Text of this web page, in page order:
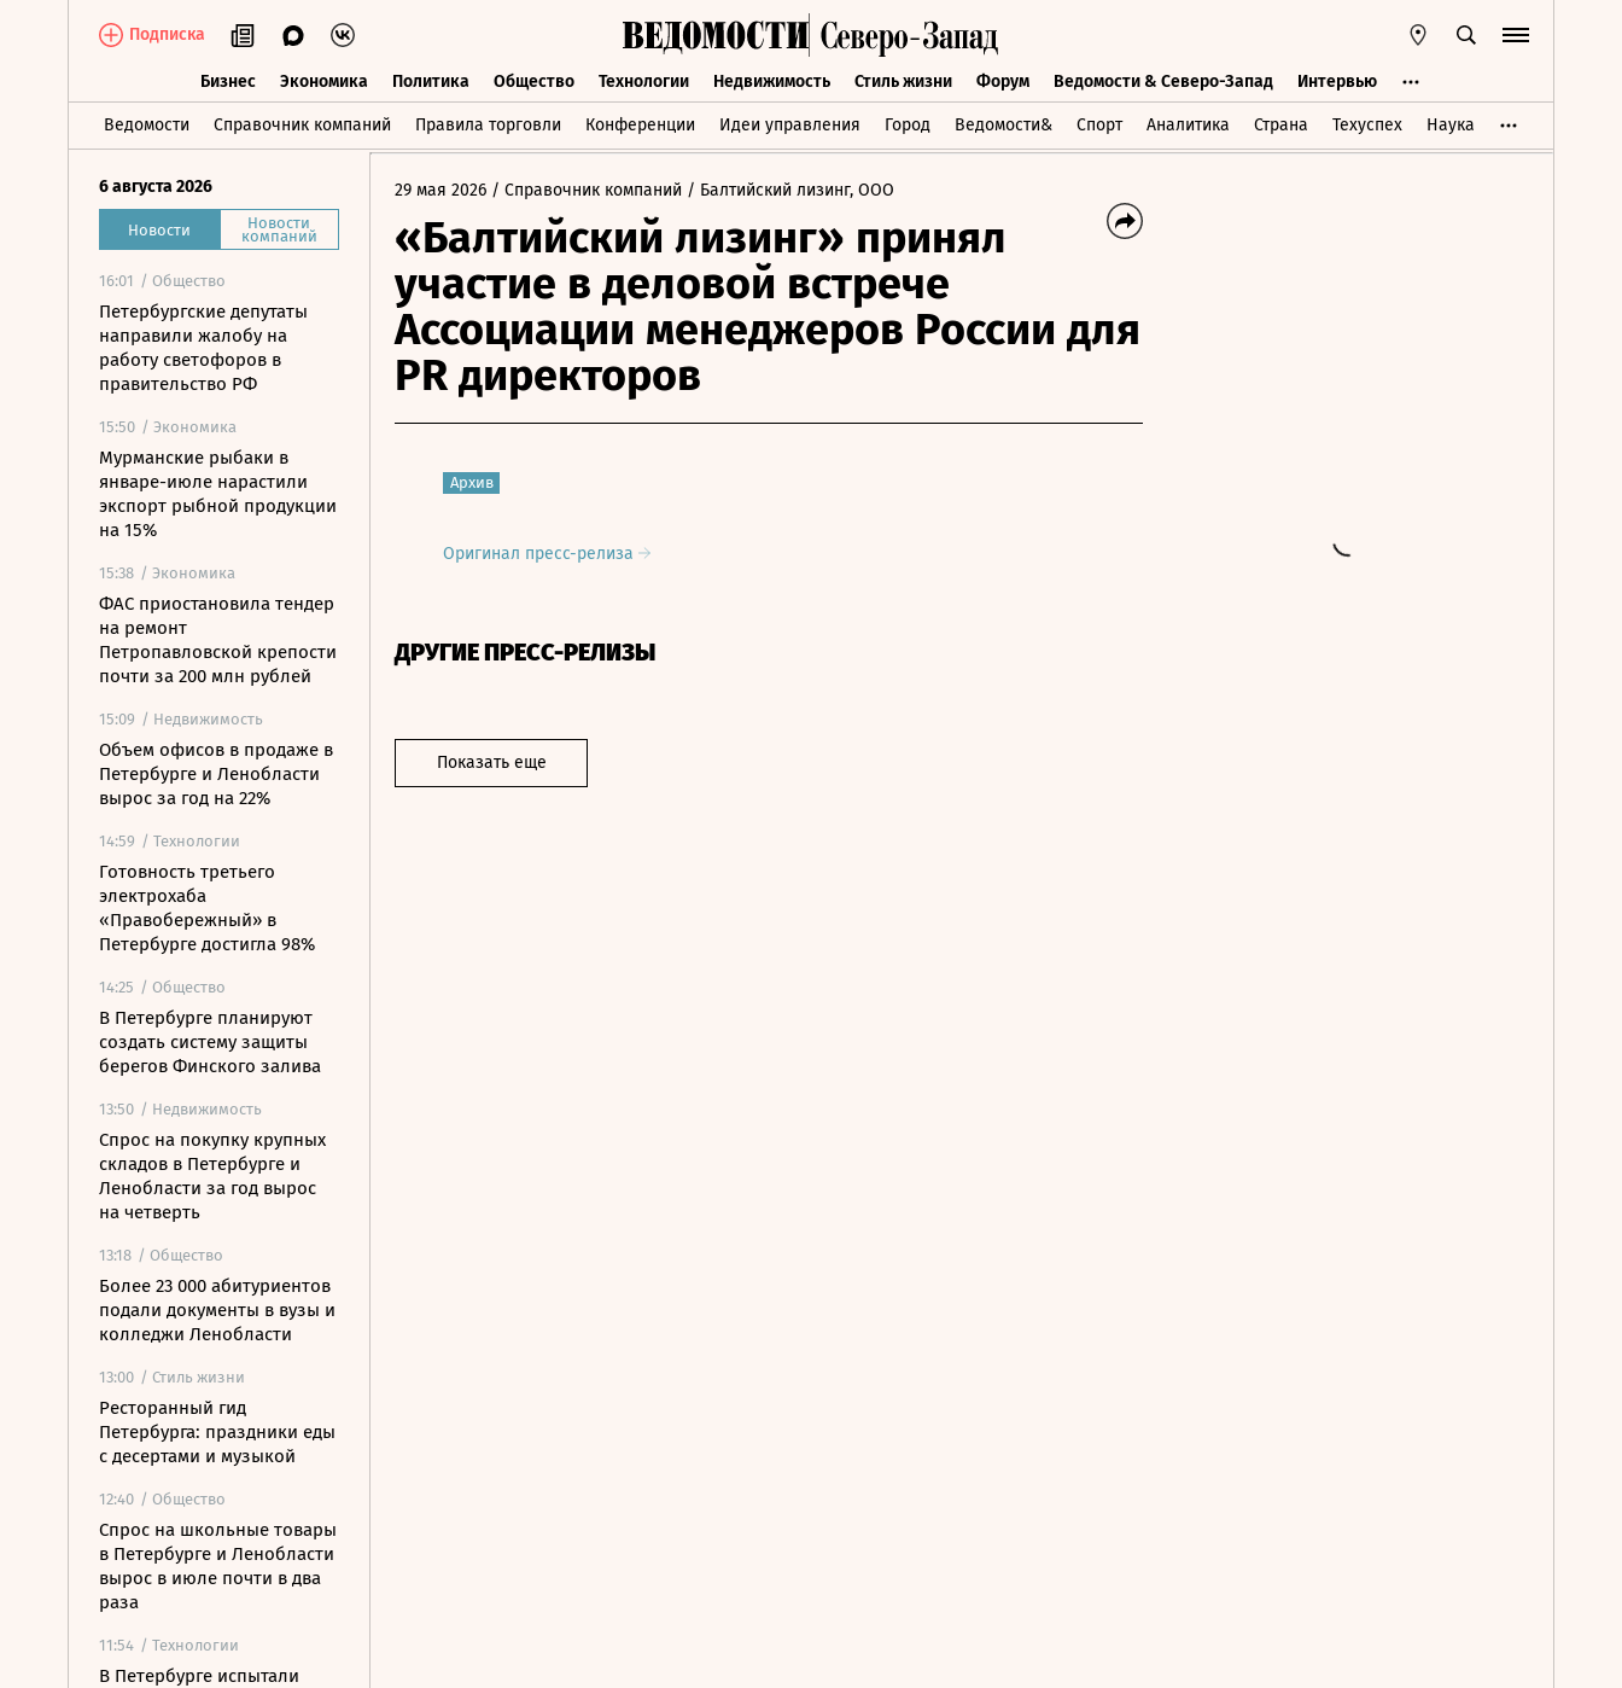
Подписка
Бизнес Экономика Политика Общество Технологии Недвижимость Стиль жизни Форум Ведомости & Северо-Запад Интервью
Ведомости Справочник компаний Правила торговли Конференции Идеи управления Город Ведомости& Спорт Аналитика Страна Техуспех Наука
Бизнес Экономика Политика Общество Технологии Недвижимость Стиль жизни Форум Ведомости & Северо-Запад Интервью
6 августа 2026
Новости Новости
компаний
16:01 / Общество
Петербургские депутаты
направили жалобу на
работу светофоров в
правительство РФ
15:50 / Экономика
Мурманские рыбаки в
январе-июле нарастили
экспорт рыбной продукции
на 15%
15:38 / Экономика
ФАС приостановила тендер
на ремонт
Петропавловской крепости
почти за 200 млн рублей
15:09 / Недвижимость
Объем офисов в продаже в
Петербурге и Ленобласти
вырос за год на 22%
14:59 / Технологии
Готовность третьего
электрохаба
«Правобережный» в
Петербурге достигла 98%
14:25 / Общество
В Петербурге планируют
создать систему защиты
берегов Финского залива
13:50 / Недвижимость
Спрос на покупку крупных
складов в Петербурге и
Ленобласти за год вырос
на четверть
13:18 / Общество
Более 23 000 абитуриентов
подали документы в вузы и
колледжи Ленобласти
13:00 / Стиль жизни
Ресторанный гид
Петербурга: праздники еды
с десертами и музыкой
12:40 / Общество
Спрос на школьные товары
в Петербурге и Ленобласти
вырос в июле почти в два
раза
11:54 / Технологии
В Петербурге испытали
29 мая 2026 / Справочник компаний / Балтийский лизинг, ООО
«Балтийский лизинг» принял
участие в деловой встрече
Ассоциации менеджеров России для
PR директоров
Архив
Оригинал пресс-релиза
ДРУГИЕ ПРЕСС-РЕЛИЗЫ
Показать еще